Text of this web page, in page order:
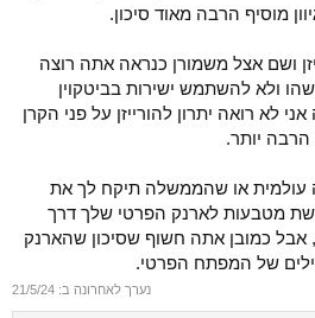
מוסיף הרבה מאוד סיכון.
ושם אצל משמורן כנראה אתה רוצה
ולא להשתמש ישירות בביטקוין
לא רואה יתרון להורייזן על פני הקרן
הרבה יותר.
או שהממשלה תיקח לך את
מטבעות לארנק הפרטי שלך דרך
אבל כמובן אתה חשוף שסיכון שהארנק
של המפתח הפרטי.
נערך לאחרונה ב: 21/5/24